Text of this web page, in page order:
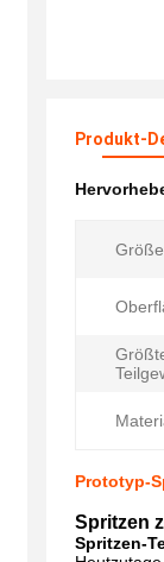
Produkt-
Prototyp-
Spritzen
Spritzen-